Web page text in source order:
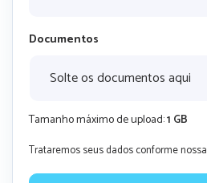
Documentos
Solte os documentos aqui
Tamanho máximo de upload:1 GB
Trataremos seus dados conforme nossa